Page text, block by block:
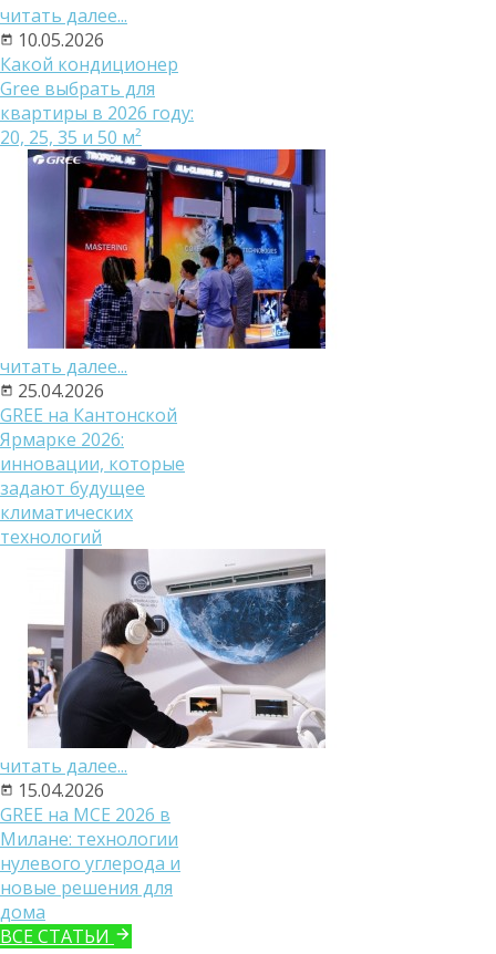
читать далее...
10.05.2026
Какой кондиционер
Gree выбрать для
квартиры в 2026 году:
20, 25, 35 и 50 м²
читать далее...
25.04.2026
GREE на Кантонской
Ярмарке 2026:
инновации, которые
задают будущее
климатических
технологий
читать далее...
15.04.2026
GREE на MCE 2026 в
Милане: технологии
нулевого углерода и
новые решения для
дома
ВСЕ СТАТЬИ